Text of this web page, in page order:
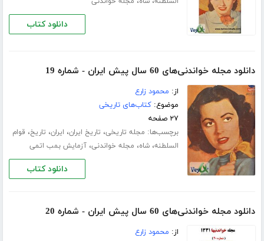
دانلود کتاب
دانلود مجله خواندنی‌های 60 سال پیش ایران - شماره 19
از: محمود زارع
موضوع:کتاب‌های تاریخی
۲۷ صفحه
برچسب‌ها: مجله تاریخی، تاریخ ایران، ایران، تاریخ، قوام
السلطنه،شاه، مجله خواندنی،آزمایش بمب اتمی
دانلود کتاب
دانلود مجله خواندنی‌های 60 سال پیش ایران - شماره 20
از: محمود زارع